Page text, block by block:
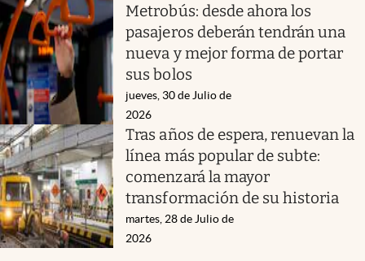
Metrobús: desde ahora los
pasajeros deberán tendrán una
nueva y mejor forma de portar
sus bolos
jueves, 30 de Julio de
2026
Tras años de espera, renuevan la
línea más popular de subte:
comenzará la mayor
transformación de su historia
martes, 28 de Julio de
2026